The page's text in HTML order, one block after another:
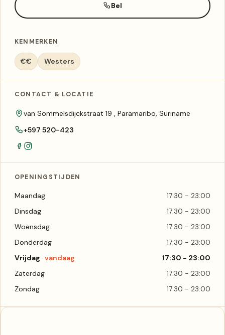
Bel
KENMERKEN
€€ Westers
CONTACT & LOCATIE
van Sommelsdijckstraat 19 , Paramaribo, Suriname
+597 520-423
OPENINGSTIJDEN
Maandag
17:30 - 23:00
Dinsdag
17:30 - 23:00
Woensdag
17:30 - 23:00
Donderdag
17:30 - 23:00
Vrijdag
17:30 - 23:00
Zaterdag
17:30 - 23:00
Zondag
17:30 - 23:00